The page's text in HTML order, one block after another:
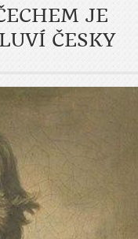
JE
ČESKY